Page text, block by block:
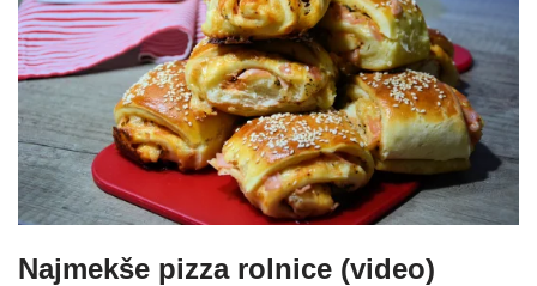
Najmekše pizza rolnice (video)